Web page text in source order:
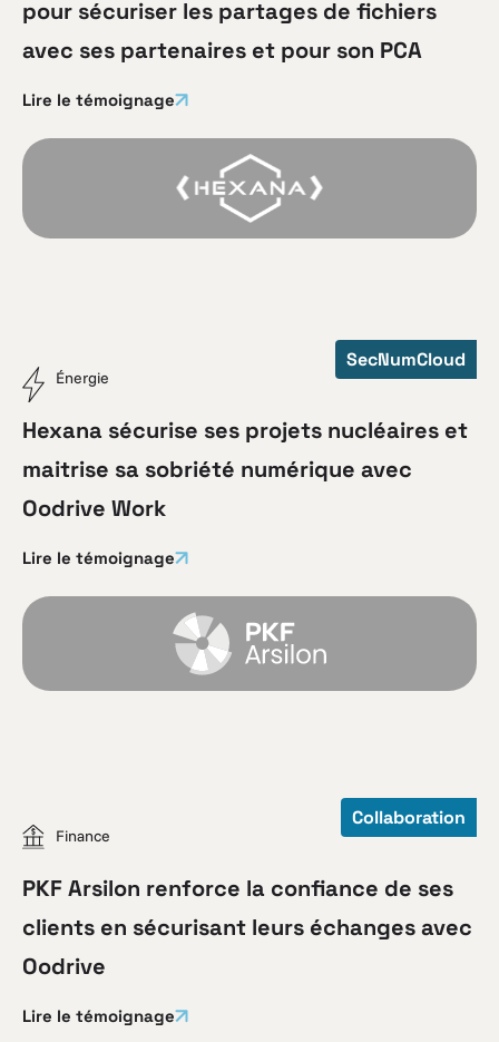
pour sécuriser les partages de fichiers
avec ses partenaires et pour son PCA
Lire le témoignage
SecNumCloud
Énergie
Hexana sécurise ses projets nucléaires et
maitrise sa sobriété numérique avec
Oodrive Work
Lire le témoignage
Collaboration
Finance
PKF Arsilon renforce la confiance de ses
clients en sécurisant leurs échanges avec
Oodrive
Lire le témoignage